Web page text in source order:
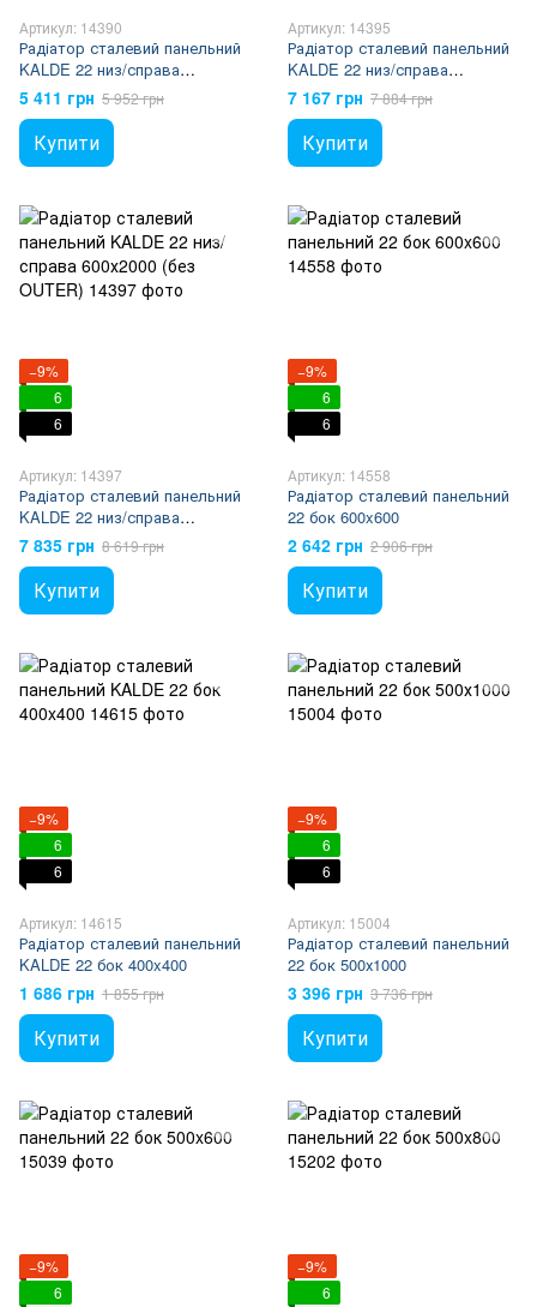
Артикул: 14390
Радіатор сталевий панельний
KALDE 22 низ/справа
600х1300 (без OUTER)
5 411 грн 5 952 грн
Купити
Артикул: 14395
Радіатор сталевий панельний
KALDE 22 низ/справа
600х1800 (без OUTER)
7 167 грн 7 884 грн
Купити
−9%
6
6
Артикул: 14397
Радіатор сталевий панельний
KALDE 22 низ/справа
600х2000 (без OUTER)
7 835 грн 8 619 грн
Купити
−9%
6
6
Артикул: 14558
Радіатор сталевий панельний
22 бок 600x600
2 642 грн 2 906 грн
Купити
−9%
6
6
Артикул: 14615
Радіатор сталевий панельний
KALDE 22 бок 400x400
1 686 грн 1 855 грн
Купити
−9%
6
6
Артикул: 15004
Радіатор сталевий панельний
22 бок 500х1000
3 396 грн 3 736 грн
Купити
−9%
6
−9%
6